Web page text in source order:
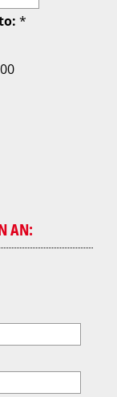
Konto: *
AN: